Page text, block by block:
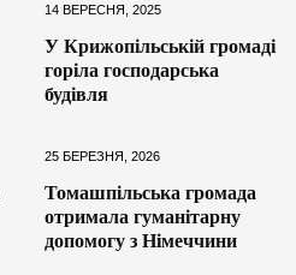
14 ВЕРЕСНЯ, 2025
У Крижопільській громаді
горіла господарська
будівля
25 БЕРЕЗНЯ, 2026
Томашпільська громада
отримала гуманітарну
допомогу з Німеччини